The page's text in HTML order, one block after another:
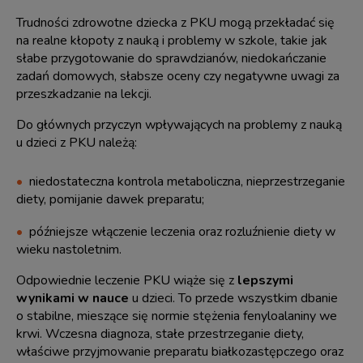
Trudności zdrowotne dziecka z PKU mogą przekładać się
na realne kłopoty z nauką i problemy w szkole, takie jak
słabe przygotowanie do sprawdzianów, niedokańczanie
zadań domowych, słabsze oceny czy negatywne uwagi za
przeszkadzanie na lekcji.
Do głównych przyczyn wpływających na problemy z nauką
u dzieci z PKU należą:
niedostateczna kontrola metaboliczna, nieprzestrzeganie
diety, pomijanie dawek preparatu;
późniejsze włączenie leczenia oraz rozluźnienie diety w
wieku nastoletnim.
Odpowiednie leczenie PKU wiąże się z lepszymi
wynikami w nauce u dzieci. To przede wszystkim dbanie
o stabilne, mieszące się normie stężenia fenyloalaniny we
krwi. Wczesna diagnoza, stałe przestrzeganie diety,
właściwe przyjmowanie preparatu białkozastępczego oraz